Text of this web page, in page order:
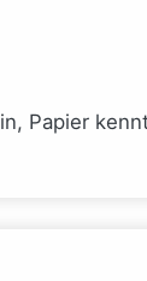
Papier